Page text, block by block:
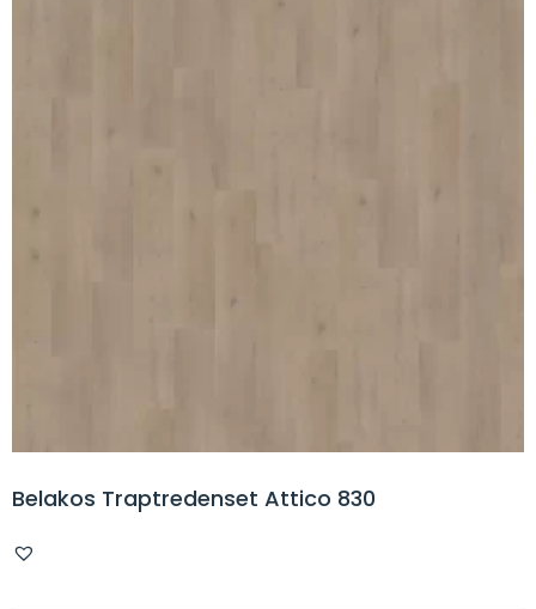
Belakos Traptredenset Attico 830